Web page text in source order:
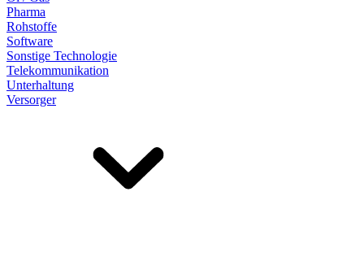
Pharma
Rohstoffe
Software
Sonstige Technologie
Telekommunikation
Unterhaltung
Versorger